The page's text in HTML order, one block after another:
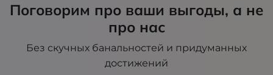
Поговорим про ваши выгоды, а не
про нас
Без скучных банальностей и придуманных
достижений